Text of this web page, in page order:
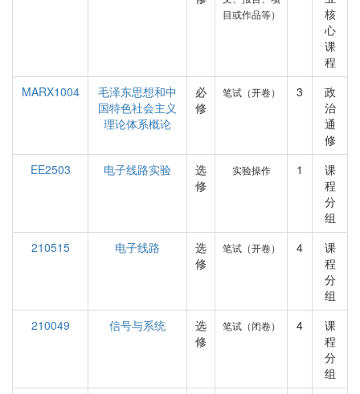
目或作品等）
核
心
课
程
MARX1004
毛泽东思想和中
国特色社会主义
理论体系概论
必
修
笔试（开卷） 3
政
治
通
修
EE2503
电子线路实验
选
修
实验操作 1
课
程
分
组
210515
电子线路
选
修
笔试（开卷） 4
课
程
分
组
210049
信号与系统
选
修
笔试（闭卷） 4
课
程
分
组